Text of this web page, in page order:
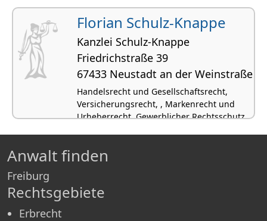
Florian Schulz-Knappe
Kanzlei Schulz-Knappe
Friedrichstraße 39
67433 Neustadt an der Weinstraße
Handelsrecht und Gesellschaftsrecht,
Versicherungsrecht, , Markenrecht und
Urheberrecht, Gewerblicher Rechtsschutz
Anwalt finden
Freiburg
Rechtsgebiete
Erbrecht